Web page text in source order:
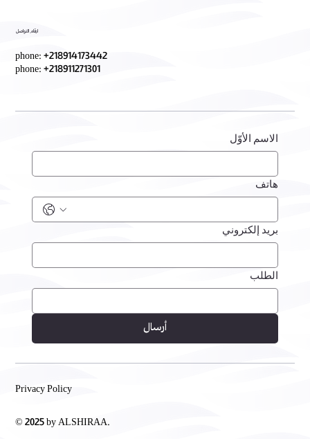
ارقام التواصل
phone: +218914173442
phone: +218911271301
الاسم الأوّل
هاتف
بريد إلكتروني
الطلب
أرسال
Privacy Policy
© 2025 by ALSHIRAA.